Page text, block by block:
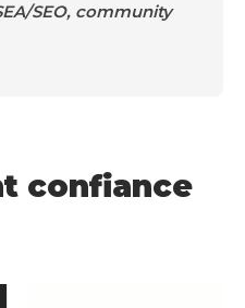
SEO, community
confiance